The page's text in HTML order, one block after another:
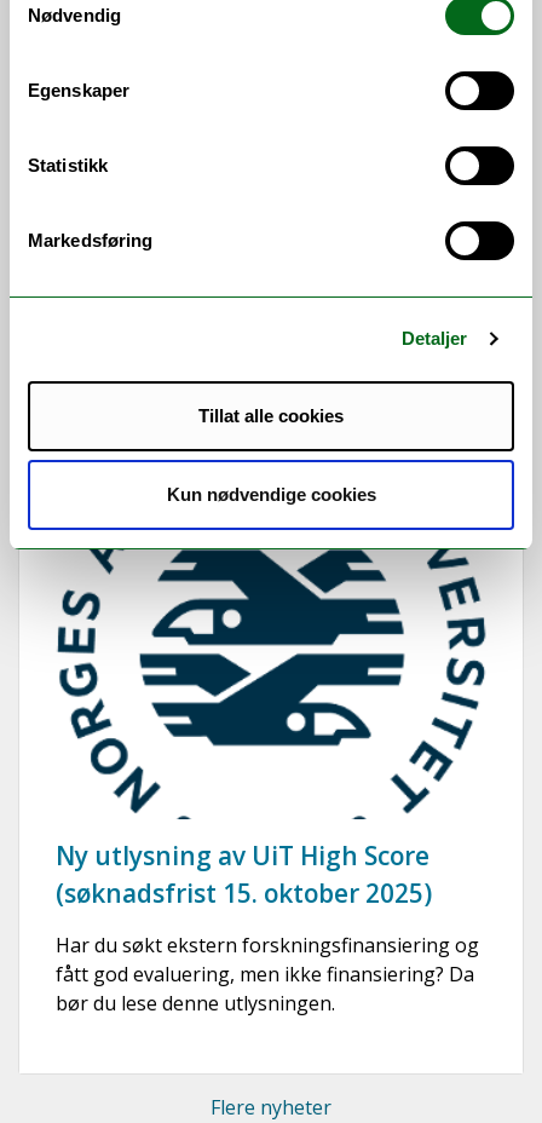
Nødvendig
Egenskaper
Statistikk
Markedsføring
Detaljer
Tillat alle cookies
Kun nødvendige cookies
Arctic MSCA Program 2026 is open!
The annual UiT support program for
applicants to EUs career program for young
Ny utlysning av UiT High Score
(søknadsfrist 15. oktober 2025)
Har du søkt ekstern forskningsfinansiering og
fått god evaluering, men ikke finansiering? Da
bør du lese denne utlysningen.
Flere nyheter